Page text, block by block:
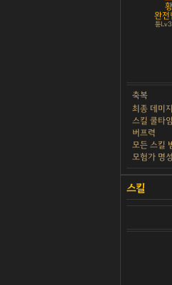
완전
튠
축복
최종 데미
스킬 쿨타
버프력
모든 스킬
모험가 명성